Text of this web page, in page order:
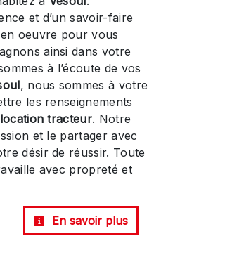
et d’un savoir-faire
oeuvre pour vous
ainsi dans votre
à l’écoute de vos
, nous sommes à votre
les renseignements
location tracteur. Notre
et le partager avec
désir de réussir. Toute
avec propreté et
En savoir plus